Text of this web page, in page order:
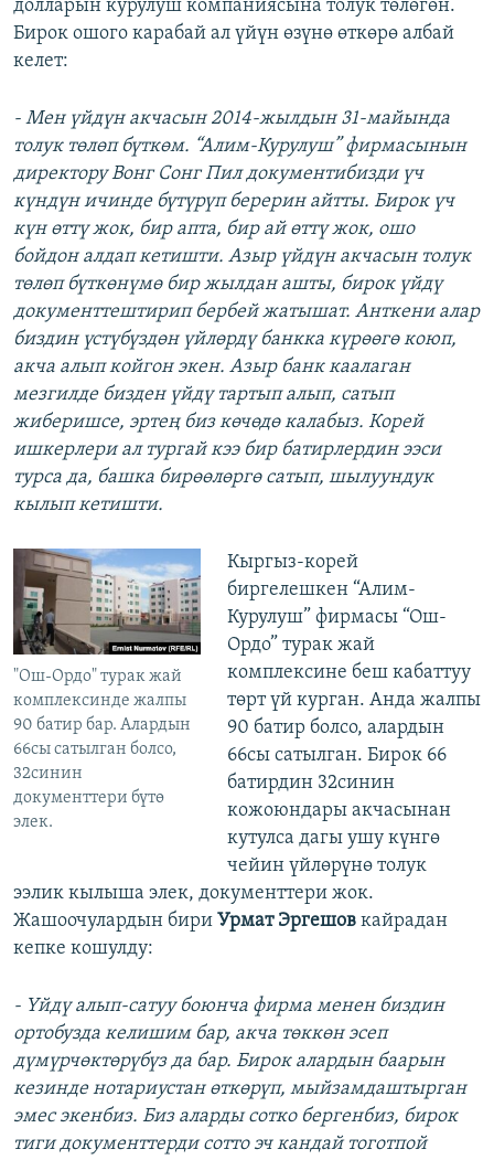
долларын курулуш компаниясына толук төлөгөн.
Бирок ошого карабай ал үйүн өзүнө өткөрө албай
келет:
- Мен үйдүн акчасын 2014-жылдын 31-майында
толук төлөп бүткөм. “Алим-Курулуш” фирмасынын
директору Вонг Сонг Пил документибизди үч
күндүн ичинде бүтүрүп берерин айтты. Бирок үч
күн өттү жок, бир апта, бир ай өттү жок, ошо
бойдон алдап кетишти. Азыр үйдүн акчасын толук
төлөп бүткөнүмө бир жылдан ашты, бирок үйдү
документтештирип бербей жатышат. Анткени алар
биздин үстүбүздөн үйлөрдү банкка күрөөгө коюп,
акча алып койгон экен. Азыр банк каалаган
мезгилде бизден үйдү тартып алып, сатып
жиберишсе, эртең биз көчөдө калабыз. Корей
ишкерлери ал тургай кээ бир батирлердин ээси
турса да, башка бирөөлөргө сатып, шылуундук
кылып кетишти.
"Ош-Ордо" турак жай
комплексинде жалпы
90 батир бар. Алардын
66сы сатылган болсо,
32синин
документтери бүтө
элек.
Кыргыз-корей
биргелешкен “Алим-
Курулуш” фирмасы “Ош-
Ордо” турак жай
комплексине беш кабаттуу
төрт үй курган. Анда жалпы
90 батир болсо, алардын
66сы сатылган. Бирок 66
батирдин 32синин
кожоюндары акчасынан
кутулса дагы ушу күнгө
чейин үйлөрүнө толук
ээлик кылыша элек, документтери жок.
Жашоочулардын бири Урмат Эргешов кайрадан
кепке кошулду:
- Үйдү алып-сатуу боюнча фирма менен биздин
ортобузда келишим бар, акча төккөн эсеп
дүмүрчөктөрүбүз да бар. Бирок алардын баарын
кезинде нотариустан өткөрүп, мыйзамдаштырган
эмес экенбиз. Биз аларды сотко бергенбиз, бирок
тиги документтерди сотто эч кандай тоготпой